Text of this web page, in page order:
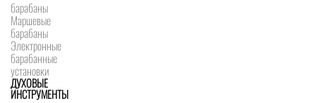
барабаны
Маршевые
барабаны
Электронные
барабанные
установки
ДУХОВЫЕ
ИНСТРУМЕНТЫ